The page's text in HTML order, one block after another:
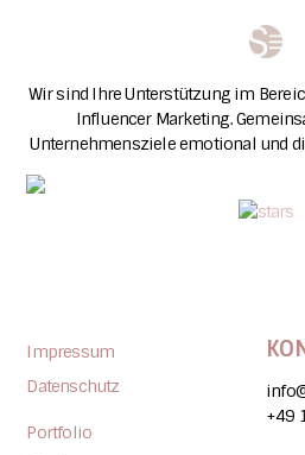
Wir sind Ihre Unterstützung im
Influencer Marketing.
Unternehmensziele emotional und
Impressum
Datenschutz
Portfolio
+49